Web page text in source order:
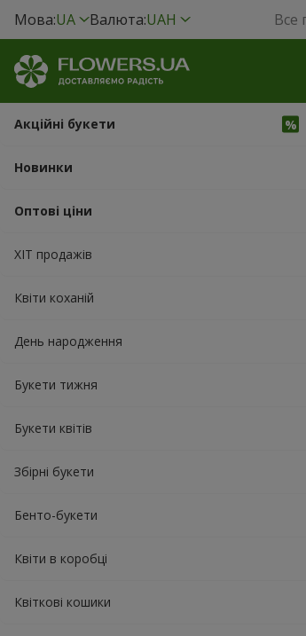
Мова:UA Валюта:UAH Все
Акційні букети
Новинки
Оптові ціни
ХІТ продажів
Квіти коханій
День народження
Букети тижня
Букети квітів
Збірні букети
Бенто-букети
Квіти в коробці
Квіткові кошики